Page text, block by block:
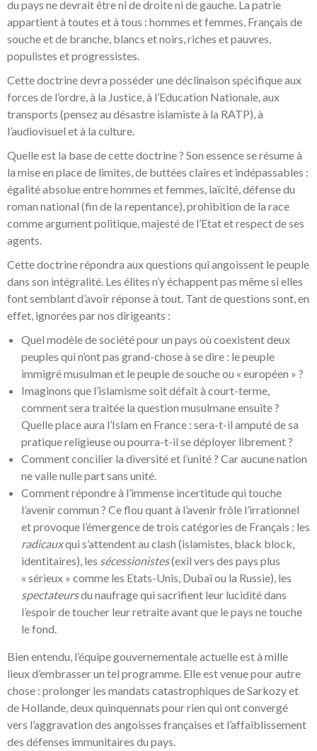
du pays ne devrait être ni de droite ni de gauche. La patrie
appartient à toutes et à tous : hommes et femmes, Français de
souche et de branche, blancs et noirs, riches et pauvres,
populistes et progressistes.
Cette doctrine devra posséder une déclinaison spécifique aux
forces de l’ordre, à la Justice, à l’Education Nationale, aux
transports (pensez au désastre islamiste à la RATP), à
l’audiovisuel et à la culture.
Quelle est la base de cette doctrine ? Son essence se résume à
la mise en place de limites, de buttées claires et indépassables :
égalité absolue entre hommes et femmes, laïcité, défense du
roman national (fin de la repentance), prohibition de la race
comme argument politique, majesté de l’Etat et respect de ses
agents.
Cette doctrine répondra aux questions qui angoissent le peuple
dans son intégralité. Les élites n’y échappent pas même si elles
font semblant d’avoir réponse à tout. Tant de questions sont, en
effet, ignorées par nos dirigeants :
Quel modèle de société pour un pays où coexistent deux
peuples qui n’ont pas grand-chose à se dire : le peuple
immigré musulman et le peuple de souche ou « européen » ?
Imaginons que l’islamisme soit défait à court-terme,
comment sera traitée la question musulmane ensuite ?
Quelle place aura l’Islam en France : sera-t-il amputé de sa
pratique religieuse ou pourra-t-il se déployer librement ?
Comment concilier la diversité et l’unité ? Car aucune nation
ne valle nulle part sans unité.
Comment répondre à l’immense incertitude qui touche
l’avenir commun ? Ce flou quant à l’avenir frôle l’irrationnel
et provoque l’émergence de trois catégories de Français : les
radicauxqui s’attendent au clash (islamistes, black block,
identitaires), les sécessionistes(exil vers des pays plus
« sérieux » comme les Etats-Unis, Dubaï ou la Russie), les
spectateursdu naufrage qui sacrifient leur lucidité dans
l’espoir de toucher leur retraite avant que le pays ne touche
le fond.
Bien entendu, l’équipe gouvernementale actuelle est à mille
lieux d’embrasser un tel programme. Elle est venue pour autre
chose : prolonger les mandats catastrophiques de Sarkozy et
de Hollande, deux quinquennats pour rien qui ont convergé
vers l’aggravation des angoisses françaises et l’affaiblissement
des défenses immunitaires du pays.